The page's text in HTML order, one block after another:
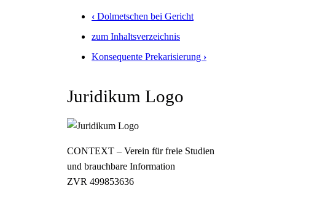
‹ Dolmetschen bei Gericht
zum Inhaltsverzeichnis
Konsequente Prekarisierung ›
Juridikum Logo
CONTEXT – Verein für freie Studien
und brauchbare Information
ZVR 499853636